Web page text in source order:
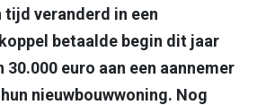
tijd veranderd in een
betaalde begin dit jaar
30.000 euro aan een aannemer
nieuwbouwwoning. Nog